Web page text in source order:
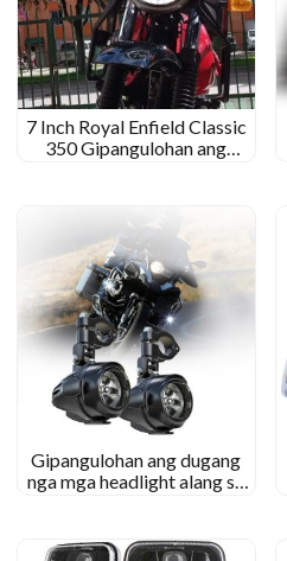
7 Inch Royal Enfield Classic
350 Gipangulohan ang
Gipangulohan ang dugang
nga mga headlight alang sa